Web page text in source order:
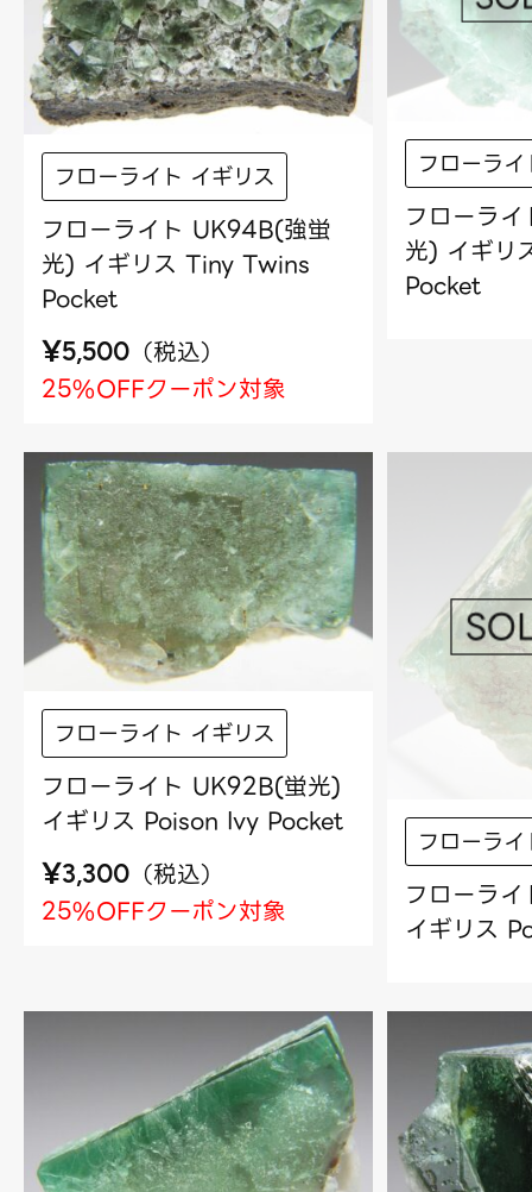
フローライト イギリス
フローライト UK94B(強蛍
光) イギリス Tiny Twins
Pocket
¥5,500 （税込）
25%OFFクーポン対象
フローラ
フローラ
光) イギリ
Pocket
フローライト イギリス
フローライト UK92B(蛍光)
イギリス Poison Ivy Pocket
¥3,300 （税込）
25%OFFクーポン対象
フローラ
フローラ
イギリス